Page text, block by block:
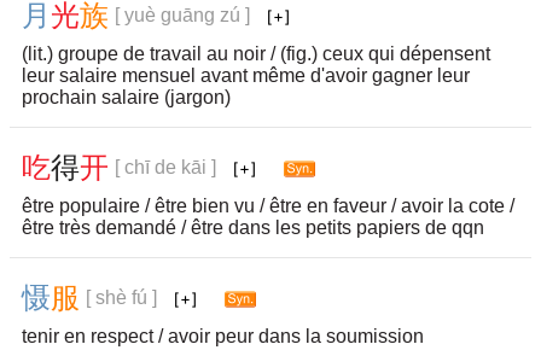
月 光族 [ yuè guāng zú ]
(lit.) groupe de travail au noir / (fig.) ceux qui dépensent
leur salaire mensuel avant même d'avoir gagner leur
prochain salaire (jargon)
吃得开 [ chī de kāi ]
être populaire / être bien vu / être en faveur / avoir la cote /
être très demandé / être dans les petits papiers de qqn
慑服 [ shè fú ]
tenir en respect / avoir peur dans la soumission